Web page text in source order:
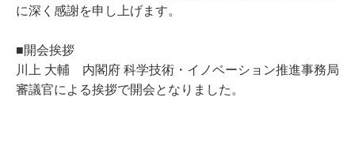
に深く感謝を申し上げます。
■開会挨拶
川上 大輔 内閣府 科学技術・イノベーション推進事務局
審議官による挨拶で開会となりました。